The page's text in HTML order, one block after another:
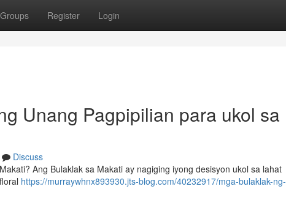
Groups Register Login
Unang Pagpipilian para ukol sa
Discuss
Ang Bulaklak sa Makati ay nagiging iyong desisyon ukol sa lahat
https://murraywhnx893930.jts-blog.com/40232917/mga-bulaklak-ng-